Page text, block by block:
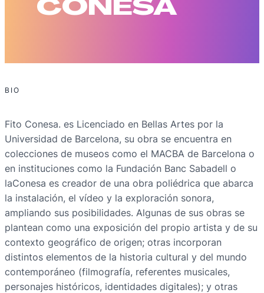
CONESA
BIO
Fito Conesa. es Licenciado en Bellas Artes por la
Universidad de Barcelona, su obra se encuentra en
colecciones de museos como el MACBA de Barcelona o
en instituciones como la Fundación Banc Sabadell o
laConesa es creador de una obra poliédrica que abarca
la instalación, el vídeo y la exploración sonora,
ampliando sus posibilidades. Algunas de sus obras se
plantean como una exposición del propio artista y de su
contexto geográfico de origen; otras incorporan
distintos elementos de la historia cultural y del mundo
contemporáneo (filmografía, referentes musicales,
personajes históricos, identidades digitales); y otras